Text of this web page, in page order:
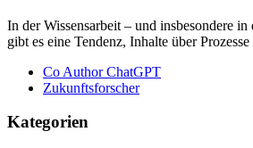
In der Wissensarbeit – und insbesondere
gibt es eine Tendenz, Inhalte über Prozesse
Co Author ChatGPT
Zukunftsforscher
Kategorien